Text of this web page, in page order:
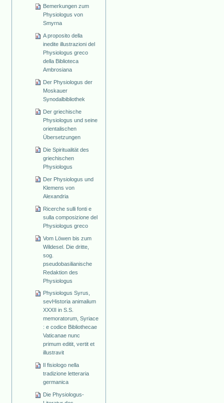
Bemerkungen zum
Physiologus von
Smyrna
A proposito della
inedite illustrazioni del
Physiologus greco
della Biblioteca
Ambrosiana
Der Physiologus der
Moskauer
Synodalbibliothek
Der griechische
Physiologus und seine
orientalischen
Übersetzungen
Die Spiritualität des
griechischen
Physiologus
Der Physiologus und
Klemens von
Alexandria
Ricerche sulli fonti e
sulla composizione del
Physiologus greco
Vom Löwen bis zum
Wildesel. Die dritte,
sog.
pseudobasilianische
Redaktion des
Physiologus
Physiologus Syrus,
sevHistoria animalium
XXXII in S.S.
memoratorum, Syriace
: e codice Bibliothecae
Vaticanae nunc
primum editit, vertit et
illustravit
Il fisiologo nella
tradizione letteraria
germanica
Die Physiologus-